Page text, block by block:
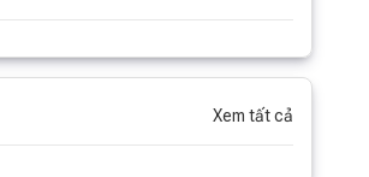
Xem tất cả